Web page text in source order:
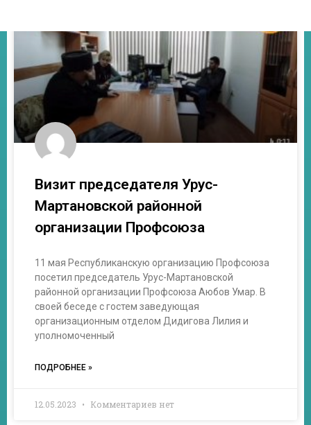
Визит председателя Урус-
Мартановской районной
организации Профсоюза
11 мая Республиканскую организацию Профсоюза
посетил председатель Урус-Мартановской
районной организации Профсоюза Аюбов Умар. В
своей беседе с гостем заведующая
организационным отделом Дидигова Лилия и
уполномоченный
ПОДРОБНЕЕ »
12.05.2023 Комментариев нет